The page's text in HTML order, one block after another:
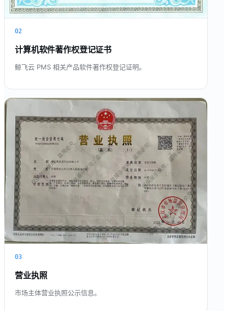
02
计算机软件著作权登记证书
鲸飞云 PMS 相关产品软件著作权登记证明。
03
营业执照
市场主体营业执照公示信息。